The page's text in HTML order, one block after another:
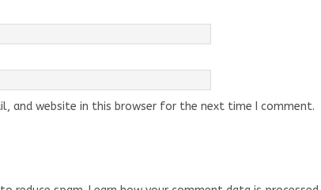
and website in this browser for the next time I comment.